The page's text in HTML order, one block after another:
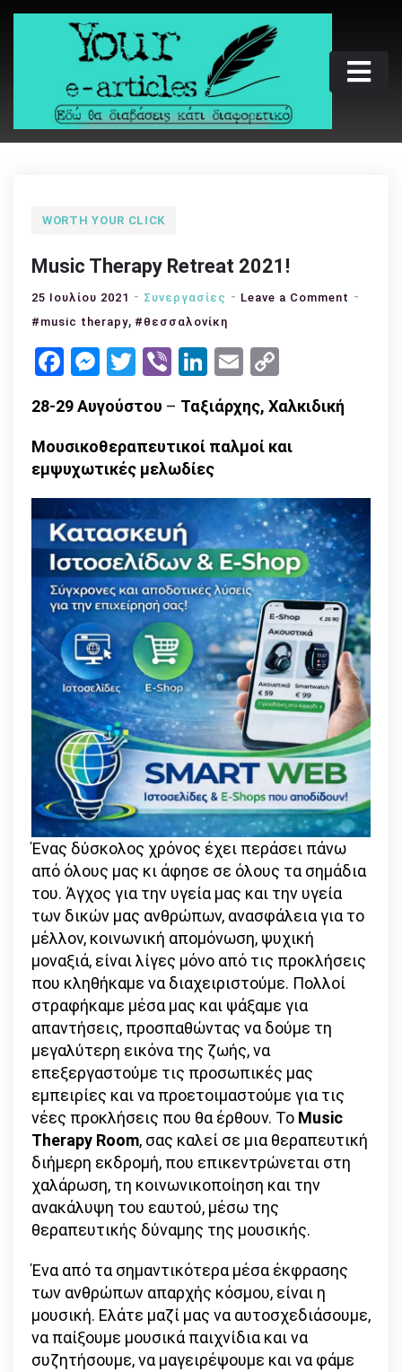
Skip
Your e-articles
Εδώ θα διαβάσεις κάτι διαφορετικό
WORTH YOUR CLICK
Music Therapy Retreat 2021!
25 Ιουλίου 2021 Συνεργασίες Leave a Comment on
#music therapy, #θεσσαλονίκη
Facebook
Messenger
Twitter
ViberLinkedIn
Email
Link
28-29 Αυγούστου – Ταξιάρχης, Χαλκιδική
Μουσικοθεραπευτικοί παλμοί και
εμψυχωτικές μελωδίες
Ένας δύσκολος χρόνος έχει περάσει πάνω
από όλους μας κι άφησε σε όλους τα σημάδια
του. Άγχος για την υγεία μας και την υγεία
των δικών μας ανθρώπων, ανασφάλεια για το
μέλλον, κοινωνική απομόνωση, ψυχική
μοναξιά, είναι λίγες μόνο από τις προκλήσεις
που κληθήκαμε να διαχειριστούμε. Πολλοί
στραφήκαμε μέσα μας και ψάξαμε για
απαντήσεις, προσπαθώντας να δούμε τη
μεγαλύτερη εικόνα της ζωής, να
επεξεργαστούμε τις προσωπικές μας
εμπειρίες και να προετοιμαστούμε για τις
νέες προκλήσεις που θα έρθουν. Το Music
Therapy Room, σας καλεί σε μια θεραπευτική
διήμερη εκδρομή, που επικεντρώνεται στη
χαλάρωση, τη κοινωνικοποίηση και την
ανακάλυψη του εαυτού, μέσω της
θεραπευτικής δύναμης της μουσικής.
Ένα από τα σημαντικότερα μέσα έκφρασης
των ανθρώπων απαρχής κόσμου, είναι η
μουσική. Ελάτε μαζί μας να αυτοσχεδιάσουμε,
να παίξουμε μουσικά παιχνίδια και να
συζητήσουμε, να μαγειρέψουμε και να φάμε